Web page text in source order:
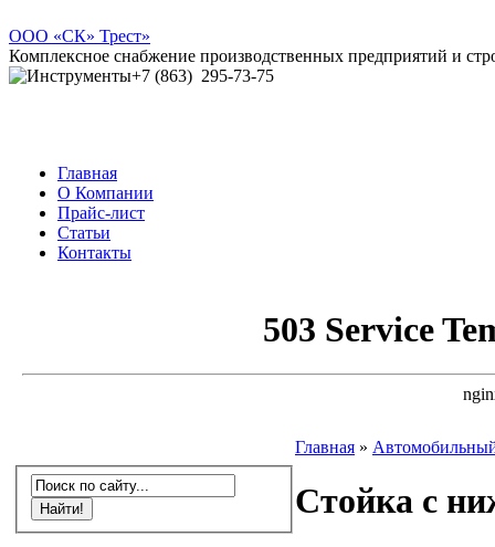
ООО «СК» Трест»
Комплексное снабжение производственных предприятий и
+7 (863) 295-73-75
Главная
О Компании
Прайс-лист
Статьи
Контакты
Главная »
Стойка с